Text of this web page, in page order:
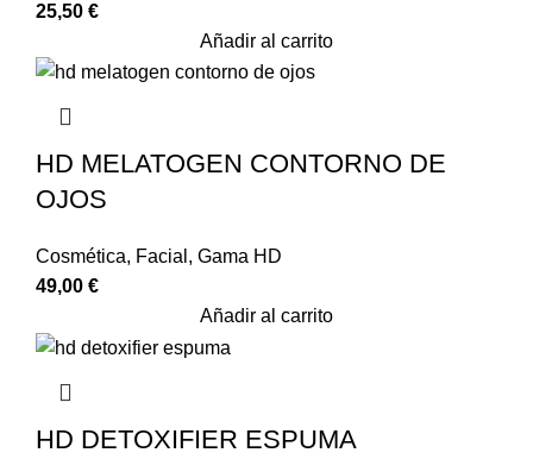
25,50 €
Añadir al carrito
HD MELATOGEN CONTORNO DE
OJOS
Cosmética, Facial , Gama HD
49,00 €
Añadir al carrito
HD DETOXIFIER ESPUMA